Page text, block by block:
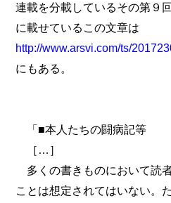
連載を分載しているその第９
に載せているこの文章は
http://www.arsvi.com/ts/
にもある。
「■本人たちの闘病記等
［…］
多くの書きものにおいて読
ことは想定されてはいない。